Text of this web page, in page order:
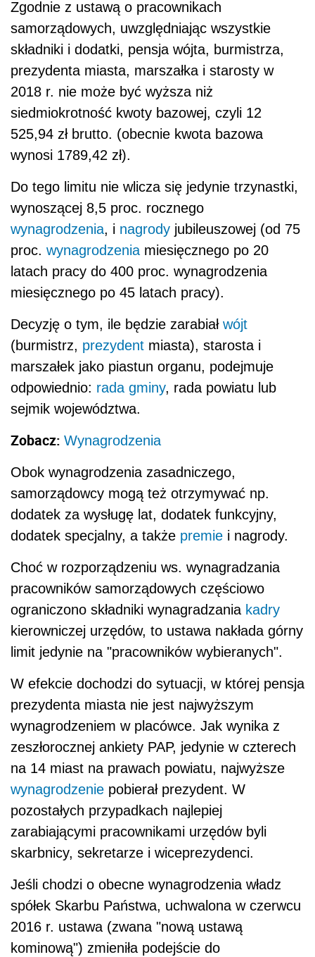
Zgodnie z ustawą o pracownikach
samorządowych, uwzględniając wszystkie
składniki i dodatki, pensja wójta, burmistrza,
prezydenta miasta, marszałka i starosty w
2018 r. nie może być wyższa niż
siedmiokrotność kwoty bazowej, czyli 12
525,94 zł brutto. (obecnie kwota bazowa
wynosi 1789,42 zł).
Do tego limitu nie wlicza się jedynie trzynastki,
wynoszącej 8,5 proc. rocznego
wynagrodzenia, i nagrody jubileuszowej (od 75
proc. wynagrodzenia miesięcznego po 20
latach pracy do 400 proc. wynagrodzenia
miesięcznego po 45 latach pracy).
Decyzję o tym, ile będzie zarabiał wójt
(burmistrz, prezydent miasta), starosta i
marszałek jako piastun organu, podejmuje
odpowiednio: rada gminy, rada powiatu lub
sejmik województwa.
Zobacz: Wynagrodzenia
Obok wynagrodzenia zasadniczego,
samorządowcy mogą też otrzymywać np.
dodatek za wysługę lat, dodatek funkcyjny,
dodatek specjalny, a także premie i nagrody.
Choć w rozporządzeniu ws. wynagradzania
pracowników samorządowych częściowo
ograniczono składniki wynagradzania kadry
kierowniczej urzędów, to ustawa nakłada górny
limit jedynie na "pracowników wybieranych".
W efekcie dochodzi do sytuacji, w której pensja
prezydenta miasta nie jest najwyższym
wynagrodzeniem w placówce. Jak wynika z
zeszłorocznej ankiety PAP, jedynie w czterech
na 14 miast na prawach powiatu, najwyższe
wynagrodzenie pobierał prezydent. W
pozostałych przypadkach najlepiej
zarabiającymi pracownikami urzędów byli
skarbnicy, sekretarze i wiceprezydenci.
Jeśli chodzi o obecne wynagrodzenia władz
spółek Skarbu Państwa, uchwalona w czerwcu
2016 r. ustawa (zwana "nową ustawą
kominową") zmieniła podejście do